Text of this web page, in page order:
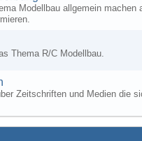
Modellbau allgemein machen
Thema R/C Modellbau.
Zeitschriften und Medien die